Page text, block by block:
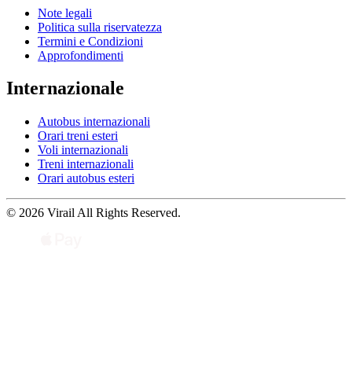
Note legali
Politica sulla riservatezza
Termini e Condizioni
Approfondimenti
Internazionale
Autobus internazionali
Orari treni esteri
Voli internazionali
Treni internazionali
Orari autobus esteri
© 2026 Virail All Rights Reserved.